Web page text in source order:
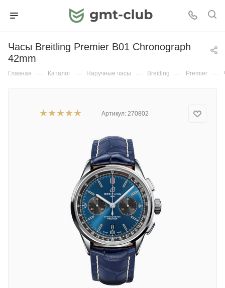
Часы Breitling Premier B01 Chronograph
42mm
Главная — Каталог — Наручные часы — Breitling — Premier —
Артикул: 270802